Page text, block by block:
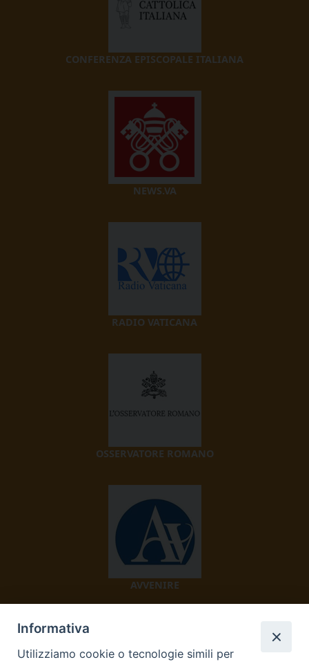
CONFERENZA EPISCOPALE ITALIANA
NEWS.VA
RADIO VATICANA
OSSERVATORE ROMANO
AVVENIRE
Informativa
Utilizziamo cookie o tecnologie simili per